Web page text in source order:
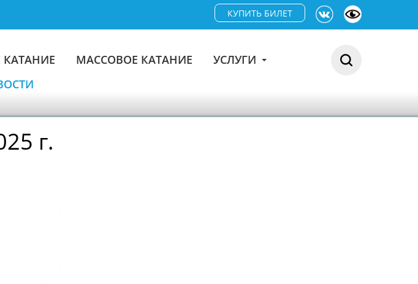
КУПИТЬ БИЛЕТ
МАССОВОЕ КАТАНИЕ
УСЛУГИ
г.